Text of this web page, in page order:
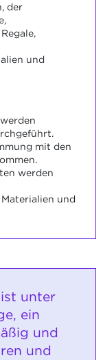
der
und
mit den
werden
und
unter
ein
und
und